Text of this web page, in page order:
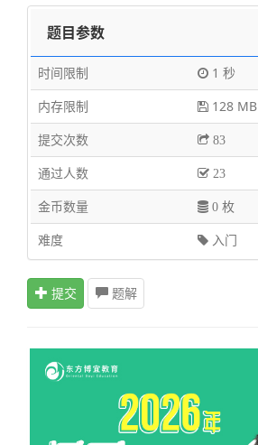
题目参数
时间限制
1 秒
内存限制
128 MB
提交次数
83
通过人数 23
金币数量 0 枚
难度 入门
提交 题解